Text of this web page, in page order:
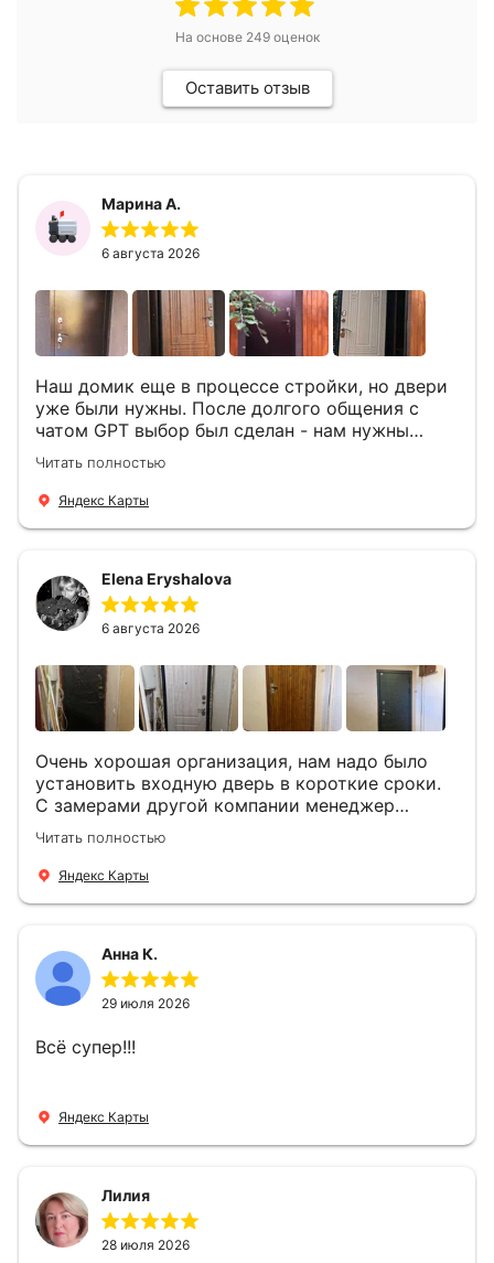
На основе 249оценок
Оставить отзыв
Марина А.
6 августа 2026
Наш домик еще в процессе стройки, но двери
уже были нужны. После долгого общения с
чатом GPT выбор был сделан - нам нужны
двери Аргус Термо Композит, которые нашлись
в компании ДвериОпт . Менеджер Филипп
ответил на все вопросы, посчитал стоимость и
установили две двери, ответили на все
вопросы . Выполненной работой мы довольны.
Огромная всем благодарность!
Читать полностью
Яндекс Карты
Elena Eryshalova
6 августа 2026
Очень хорошая организация, нам надо было
установить входную дверь в короткие сроки.
С замерами другой компании менеджер
компании Филлип, быстро предоставил нам
варианты дверей, монтаж тоже был очень
четкий, позвонили, согласовали и установили
Читать полностью
Яндекс Карты
Анна К.
29 июля 2026
Всё супер!!!
Яндекс Карты
Лилия
28 июля 2026